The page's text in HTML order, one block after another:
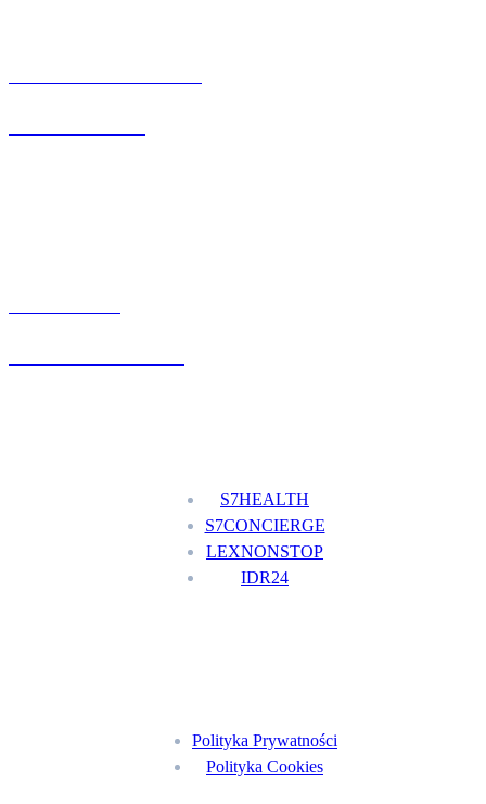
S7HEALTH
S7CONCIERGE
LEXNONSTOP
IDR24
Polityka Prywatności
Polityka Cookies